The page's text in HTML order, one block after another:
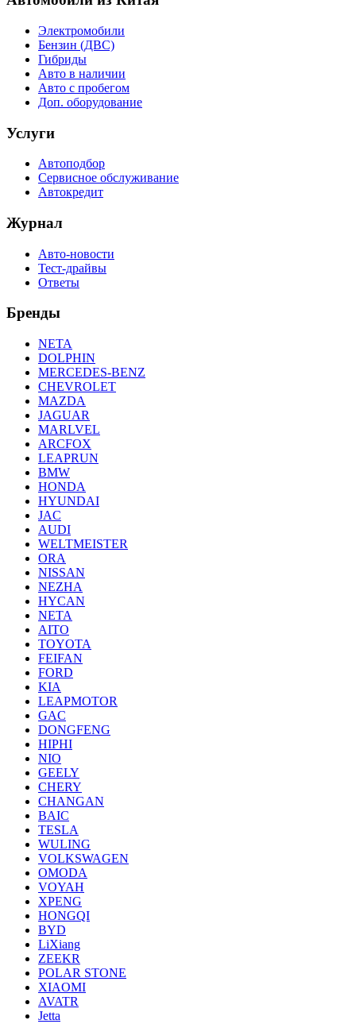
Электромобили
Бензин (ДВС)
Гибриды
Авто в наличии
Авто с пробегом
Доп. оборудование
Услуги
Автоподбор
Сервисное обслуживание
Автокредит
Журнал
Авто-новости
Тест-драйвы
Ответы
Бренды
NETA
DOLPHIN
MERCEDES-BENZ
CHEVROLET
MAZDA
JAGUAR
MARLVEL
ARCFOX
LEAPRUN
BMW
HONDA
HYUNDAI
JAC
AUDI
WELTMEISTER
ORA
NISSAN
NEZHA
HYCAN
NETA
AITO
TOYOTA
FEIFAN
FORD
KIA
LEAPMOTOR
GAC
DONGFENG
HIPHI
NIO
GEELY
CHERY
CHANGAN
BAIC
TESLA
WULING
VOLKSWAGEN
OMODA
VOYAH
XPENG
HONGQI
BYD
LiXiang
ZEEKR
POLAR STONE
XIAOMI
AVATR
Jetta